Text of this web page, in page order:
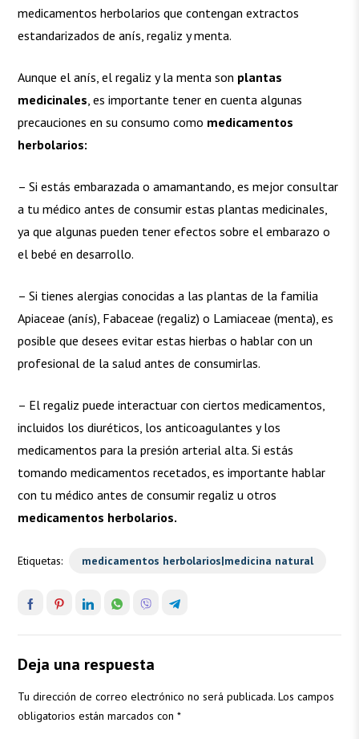
medicamentos herbolarios que contengan extractos
estandarizados de anís, regaliz y menta.
Aunque el anís, el regaliz y la menta son plantas
medicinales, es importante tener en cuenta algunas
precauciones en su consumo como medicamentos
herbolarios:
– Si estás embarazada o amamantando, es mejor consultar
a tu médico antes de consumir estas plantas medicinales,
ya que algunas pueden tener efectos sobre el embarazo o
el bebé en desarrollo.
– Si tienes alergias conocidas a las plantas de la familia
Apiaceae (anís), Fabaceae (regaliz) o Lamiaceae (menta), es
posible que desees evitar estas hierbas o hablar con un
profesional de la salud antes de consumirlas.
– El regaliz puede interactuar con ciertos medicamentos,
incluidos los diuréticos, los anticoagulantes y los
medicamentos para la presión arterial alta. Si estás
tomando medicamentos recetados, es importante hablar
con tu médico antes de consumir regaliz u otros
medicamentos herbolarios.
Etiquetas: medicamentos herbolarios|medicina natural
Deja una respuesta
Tu dirección de correo electrónico no será publicada. Los campos
obligatorios están marcados con*